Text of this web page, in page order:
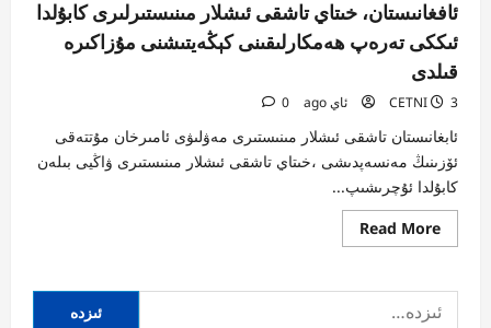
ئافغانىستان، خىتاي تاشقى ئىشلار مىنىستىرلىرى كابۇلدا
ئىككى تەرەپ ھەمكارلىقىنى كېڭەيتىشنى مۇزاكىرە
قىلدى
CETNI 3 ئاي ago 0
ئابغانىستان تاشقى ئىشلار مىنىستىرى مەۋلىۋى ئامىرخان مۇتتەقى
ئۆزىنىڭ مەنسەپدىشى ،خىتاي تاشقى ئىشلار مىنىستىرى ۋاڭيى بىلەن
كابۇلدا ئۇچرىشىپ...
Read More
more
خىتاي
ئىزدە: